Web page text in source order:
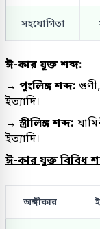
সহযোগিতা
ঈ-কার যুক্ত শব্দ:
→ পুংলিঙ্গ শব্দ:
ইত্যাদি।
→ স্ত্রীলিঙ্গ শব্দ:
ইত্যাদি।
ঈ-কার যুক্ত বিবিধ
অঙ্গীকার